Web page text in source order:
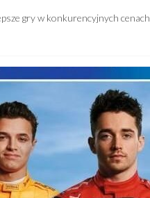
gry w konkurencyjnych cenach